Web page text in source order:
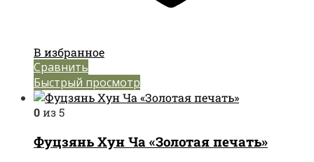
В избранное
Сравнить
Быстрый просмотр
0из 5
Фуцзянь Хун Ча «Золотая печать»